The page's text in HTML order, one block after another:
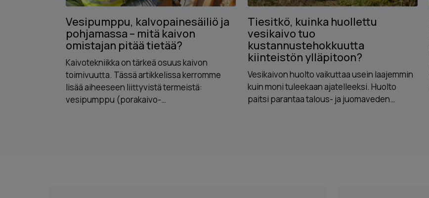
Vesipumppu, kalvopainesäiliö ja
pohjamassa – mitä kaivon
omistajan pitää tietää?
Kaivotekniikka on tärkeä osuus kaivon
toimivuutta. Tässä artikkelissa kerromme
lisää aiheeseen liittyvistä termeistä:
vesipumppu (porakaivo-…
Tiesitkö, kuinka huollettu
vesikaivo tuo
kustannustehokkuutta
kiinteistön ylläpitoon?
Vesikaivon huolto vaikuttaa usein laajemmin
kuin moni tuleekaan ajatelleeksi. Huolto
paitsi parantaa talous- ja juomaveden…